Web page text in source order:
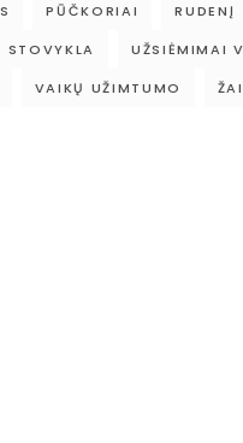
PŪČKORIAI
RUDENĮ
STOVYKLA
UŽSIĖMIMAI
VAIKŲ UŽIMTUMO